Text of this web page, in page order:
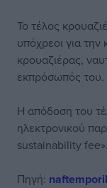
Το τέλος
υπόχρεοι για την
κρουαζιέρας,
εκπρόσωπός του.
Η απόδοση του
ηλεκτρονικού
sustainability fee».
Πηγή: